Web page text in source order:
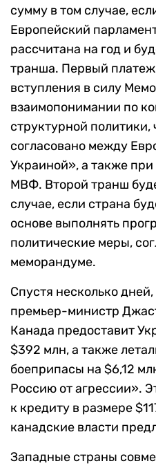
сумму в том случае,
Европейский
рассчитана на год и
транша. Первый
вступления в силу
взаимопонимании по
структурной политики,
согласовано между
Украиной», а также
МВФ. Второй транш
случае, если страна
основе выполнять
политические меры,
меморандуме.
Спустя несколько
премьер-министр
Канада предоставит
$392 млн, а также
боеприпасы на $6,12
Россию от агрессии».
к кредиту в размере
канадские власти
Западные страны